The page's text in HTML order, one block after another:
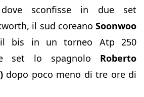
sconfisse in due set
il sud coreano Soonwoo
il bis in un torneo Atp 250
set lo spagnolo Roberto
dopo poco meno di tre ore di